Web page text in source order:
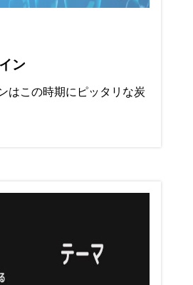
ン
はこの時期にピッタリな炭